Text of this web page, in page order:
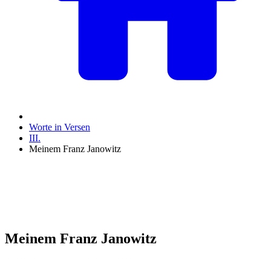
Worte in Versen
III.
Meinem Franz Janowitz
Meinem Franz Janowitz